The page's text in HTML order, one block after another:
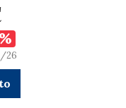
26